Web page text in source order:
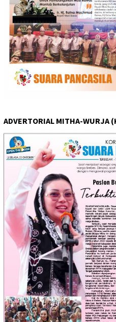
ADVERTORIAL MITHA-WURJA